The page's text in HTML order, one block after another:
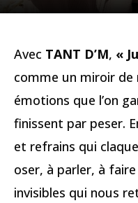
Avec TANT D’M, «
comme un miroir de
émotions que l’on
finissent par peser.
et refrains qui
oser, à parler, à
invisibles qui nous